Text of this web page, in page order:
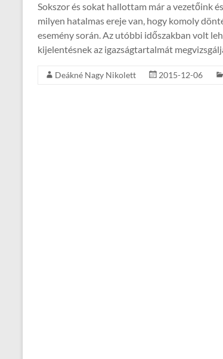
Sokszor és sokat hallottam már a vezetőink
milyen hatalmas ereje van, hogy komoly
esemény során. Az utóbbi időszakban volt
kijelentésnek az igazságtartalmát
Deákné Nagy Nikolett 2015-12-06